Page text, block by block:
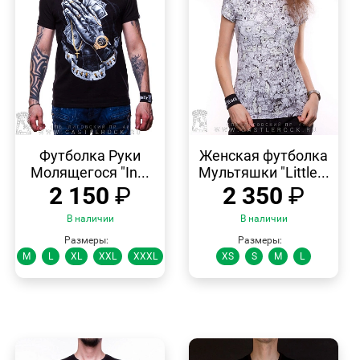
ПРОСМОТР
Футболка Руки
Молящегося "In...
2 150 ₽
В наличии
Размеры:
M
L XL XXL XXXL
ПРОСМОТР
Женская футболка
Мультяшки "Little...
2 350 ₽
В наличии
Размеры:
XS
S M L